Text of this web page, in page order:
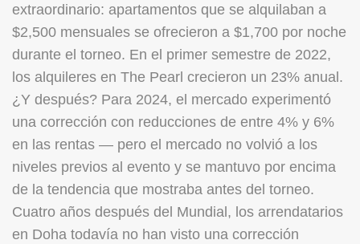
extraordinario: apartamentos que se alquilaban a
$2,500 mensuales se ofrecieron a $1,700 por noche
durante el torneo. En el primer semestre de 2022,
los alquileres en The Pearl crecieron un 23% anual.
¿Y después? Para 2024, el mercado experimentó
una corrección con reducciones de entre 4% y 6%
en las rentas — pero el mercado no volvió a los
niveles previos al evento y se mantuvo por encima
de la tendencia que mostraba antes del torneo.
Cuatro años después del Mundial, los arrendatarios
en Doha todavía no han visto una corrección